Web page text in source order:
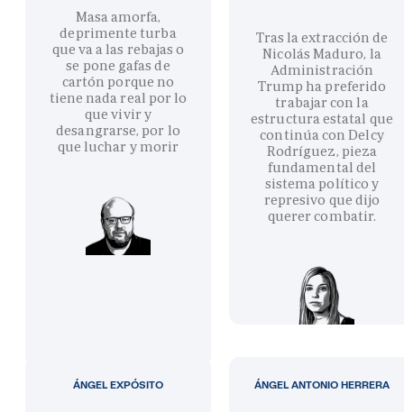
Masa amorfa,
deprimente turba
que va a las rebajas o
se pone gafas de
cartón porque no
tiene nada real por lo
que vivir y
desangrarse, por lo
que luchar y morir
Tras la extracción de
Nicolás Maduro, la
Administración
Trump ha preferido
trabajar con la
estructura estatal que
continúa con Delcy
Rodríguez, pieza
fundamental del
sistema político y
represivo que dijo
querer combatir.
ÁNGEL EXPÓSITO ÁNGEL ANTONIO HERRERA